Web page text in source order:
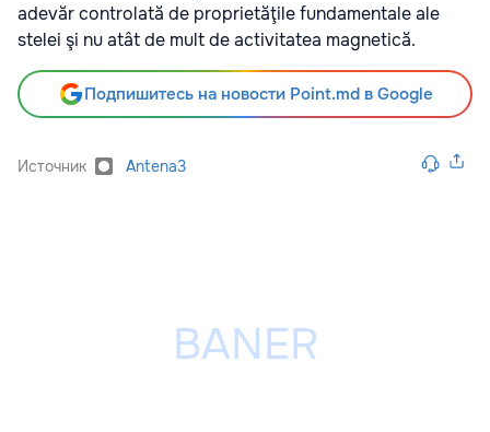
adevăr controlată de proprietăţile fundamentale ale
stelei şi nu atât de mult de activitatea magnetică.
Подпишитесь на новости Point.md в Google
Источник Antena3